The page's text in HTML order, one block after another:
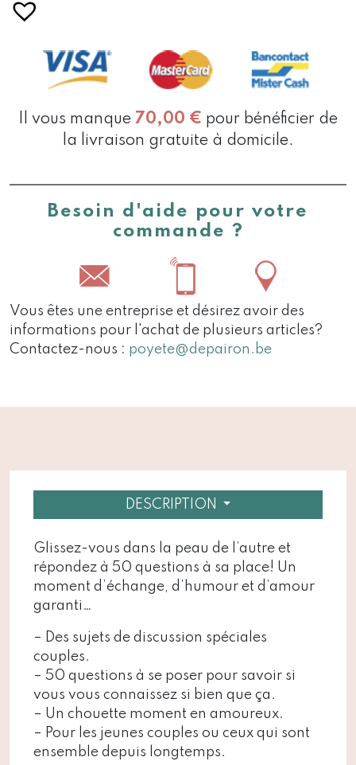
Il vous manque 70,00 € pour bénéficier de
la livraison gratuite à domicile.
Besoin d'aide pour votre
commande ?
Vous êtes une entreprise et désirez avoir des
informations pour l'achat de plusieurs articles?
Contactez-nous : poyete@depairon.be
DESCRIPTION
Glissez-vous dans la peau de l’autre et
répondez à 50 questions à sa place! Un
moment d’échange, d’humour et d’amour
garanti…
– Des sujets de discussion spéciales
couples.
– 50 questions à se poser pour savoir si
vous vous connaissez si bien que ça.
– Un chouette moment en amoureux.
– Pour les jeunes couples ou ceux qui sont
ensemble depuis longtemps.